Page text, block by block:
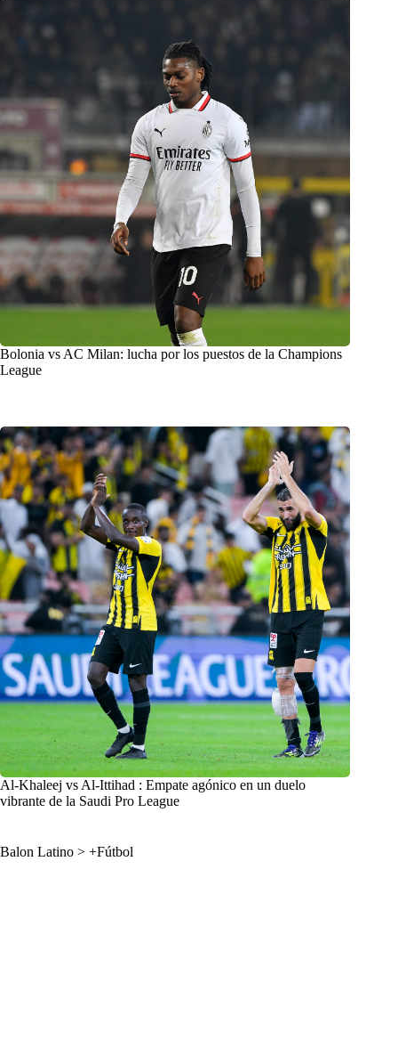
Bolonia vs AC Milan: lucha por los puestos de la Champions
League
Al-Khaleej vs Al-Ittihad : Empate agónico en un duelo
vibrante de la Saudi Pro League
Balon Latino > +Fútbol